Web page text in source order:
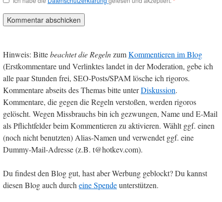
Hinweis: Bittebeachtet die RegelnzumKommentieren im Blog
(Erstkommentare und Verlinktes landet in der Moderation, gebe ich
alle paar Stunden frei, SEO-Posts/SPAM lösche ich rigoros.
Kommentare abseits des Themas bitte unterDiskussion.
Kommentare, die gegen die Regeln verstoßen, werden rigoros
gelöscht. Wegen Missbrauchs bin ich gezwungen, Name und E-Mail
als Pflichtfelder beim Kommentieren zu aktivieren. Wählt ggf. einen
(noch nicht benutzten) Alias-Namen und verwendet ggf. eine
Dummy-Mail-Adresse (z.B. t@hotkev.com).
Du findest den Blog gut, hast aber Werbung geblockt? Du kannst
diesen Blog auch durcheine Spendeunterstützen.